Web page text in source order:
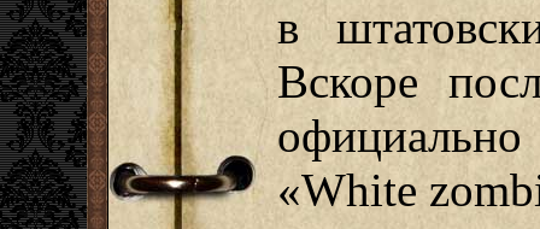
в
Вскоре
«White